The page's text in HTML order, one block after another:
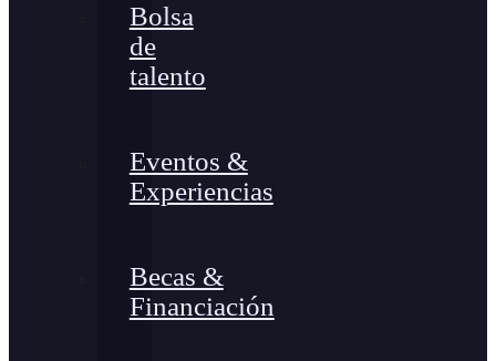
Bolsa
de
talento
Eventos &
Experiencias
Becas &
Financiación